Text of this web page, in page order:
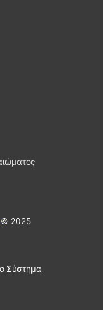
© 2025
Σύστημα